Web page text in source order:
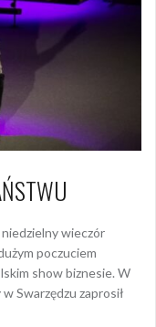
wieczór
poczuciem
show biznesie. W
Swarzędzu zaprosił